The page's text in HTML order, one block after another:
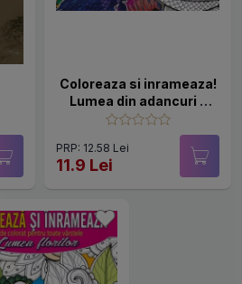
Coloreaza si inrameaza!
Lumea din adancuri –
carti de colorat pentru
toate varstele
PRP: 12.58 Lei
11.9 Lei